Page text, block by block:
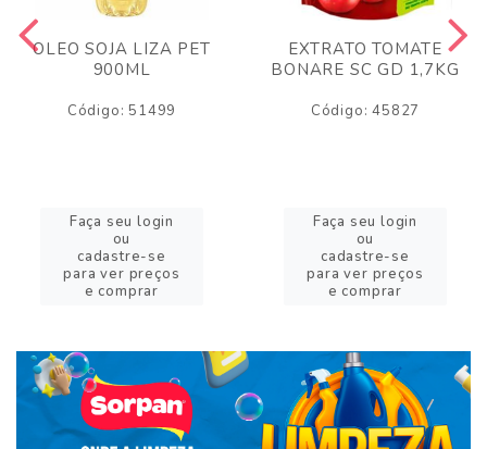
OLEO SOJA LIZA PET
900ML
Código: 51499
Faça seu login
ou
cadastre-se
para ver preços
e comprar
EXTRATO TOMATE
BONARE SC GD 1,7KG
Código: 45827
Faça seu login
ou
cadastre-se
para ver preços
e comprar